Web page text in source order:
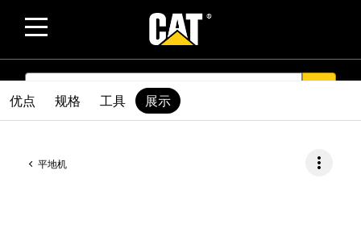
SEARCH
平地机 more_vert
优点 规格 工具 展示